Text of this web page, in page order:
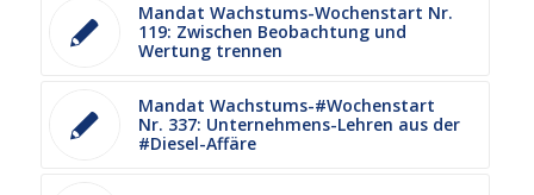
Mandat Wachstums-Wochenstart Nr.
119: Zwischen Beobachtung und
Wertung trennen
Mandat Wachstums-#Wochenstart
Nr. 337: Unternehmens-Lehren aus der
#Diesel-Affäre